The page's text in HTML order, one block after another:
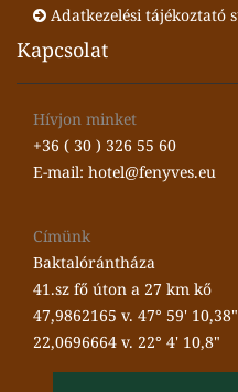
Adatkezelési tájékoztató
Kapcsolat
Hívjon minket
+36 ( 30 ) 326 55 60
E-mail: hotel@fenyves.eu
Címünk
Baktalórántháza
41.sz fő úton a 27 km kő
47,9862165 v. 47° 59' 10,38"
22,0696664 v. 22° 4' 10,8"